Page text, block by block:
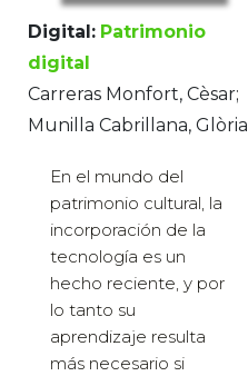
Digital: Patrimonio
digital
Carreras Monfort, Cèsar;
Munilla Cabrillana, Glòria
En el mundo del
patrimonio cultural, la
incorporación de la
tecnología es un
hecho reciente, y por
lo tanto su
aprendizaje resulta
más necesario si